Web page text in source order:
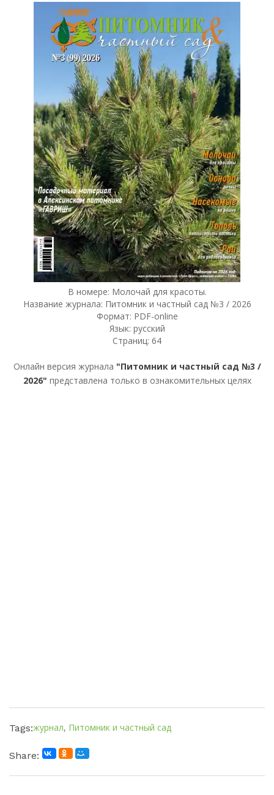
В номере: Молочай для красоты.
Название журнала: Питомник и частный сад №3 / 2026
Формат: PDF-online
Язык: русский
Страниц: 64
Онлайн версия журнала "Питомник и частный сад №3 /
2026" представлена только в ознакомительных целях
Tags:журнал, Питомник и частный сад
Share: